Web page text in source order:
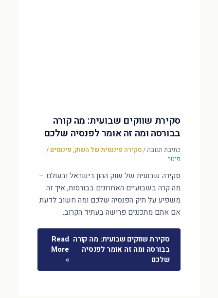
סקירת שווקים שבועית: מה קורה
בבורסה ומה זה אומר לפנסיה שלכם
כתיבת תגובה/סקירה פיננסית של השוק, פיננסים /
פיטר
סקירה שבועית של שוק ההון בישראל ובעולם –
מה קרה בשבועיים האחרונים בבורסות, איך זה
משפיע על תיק הפנסיה שלכם ומה חשוב לדעת
אם אתם מתכננים פרישה בעתיד הקרוב.
סקירת שווקים שבועית: מה קורה
בבורסה ומה זה אומר לפנסיה
שלכם
Read
More
»